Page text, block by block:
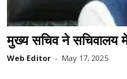
मुख्य सचिव ने सचिवालय में
Web Editor - May 17, 2025